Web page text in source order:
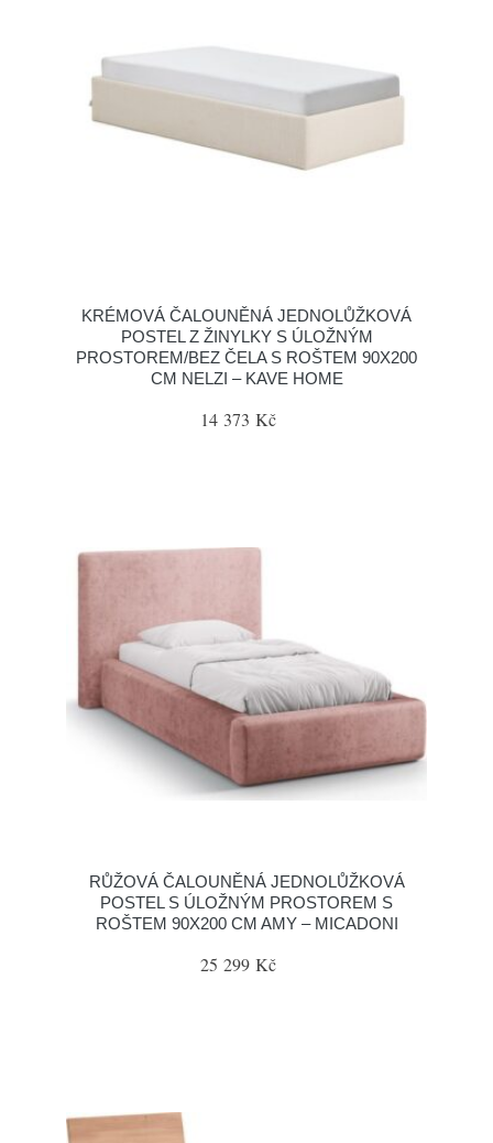
KRÉMOVÁ ČALOUNĚNÁ JEDNOLŮŽKOVÁ
POSTEL Z ŽINYLKY S ÚLOŽNÝM
PROSTOREM/BEZ ČELA S ROŠTEM 90X200
CM NELZI – KAVE HOME
14 373 Kč
RŮŽOVÁ ČALOUNĚNÁ JEDNOLŮŽKOVÁ
POSTEL S ÚLOŽNÝM PROSTOREM S
ROŠTEM 90X200 CM AMY – MICADONI
25 299 Kč